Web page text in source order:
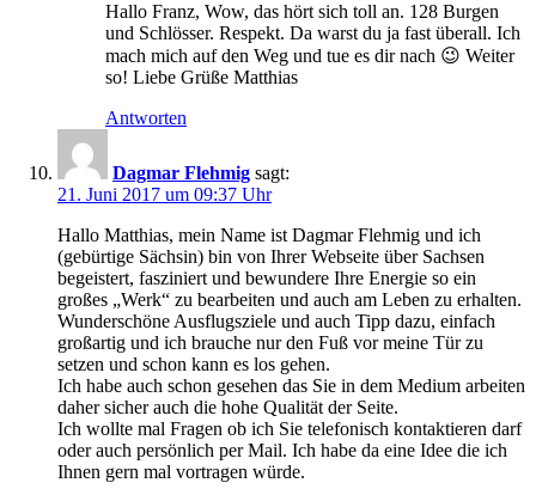
Hallo Franz, Wow, das hört sich toll an. 128 Burgen
und Schlösser. Respekt. Da warst du ja fast überall. Ich
mach mich auf den Weg und tue es dir nach 😉 Weiter
so! Liebe Grüße Matthias
Antworten
Dagmar Flehmig sagt:
21. Juni 2017 um 09:37 Uhr
Hallo Matthias, mein Name ist Dagmar Flehmig und ich
(gebürtige Sächsin) bin von Ihrer Webseite über Sachsen
begeistert, fasziniert und bewundere Ihre Energie so ein
großes „Werk“ zu bearbeiten und auch am Leben zu erhalten.
Wunderschöne Ausflugsziele und auch Tipp dazu, einfach
großartig und ich brauche nur den Fuß vor meine Tür zu
setzen und schon kann es los gehen.
Ich habe auch schon gesehen das Sie in dem Medium arbeiten
daher sicher auch die hohe Qualität der Seite.
Ich wollte mal Fragen ob ich Sie telefonisch kontaktieren darf
oder auch persönlich per Mail. Ich habe da eine Idee die ich
Ihnen gern mal vortragen würde.